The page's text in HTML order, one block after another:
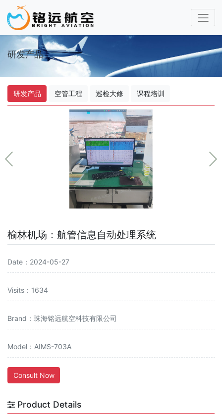
研发产品
研发产品 空管工程 巡检大修 课程培训
榆林机场：航管信息自动处理系统
Date：2024-05-27
Visits：1634
Brand：珠海铭远航空科技有限公司
Model：AIMS-703A
Consult Now
Product Details